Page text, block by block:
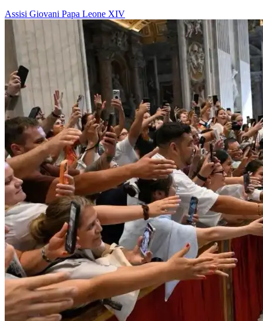
Assisi Giovani Papa Leone XIV